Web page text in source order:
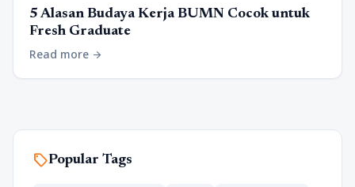
5 Alasan Budaya Kerja BUMN Cocok untuk
Fresh Graduate
Read more arrow_forward
sellPopular Tags